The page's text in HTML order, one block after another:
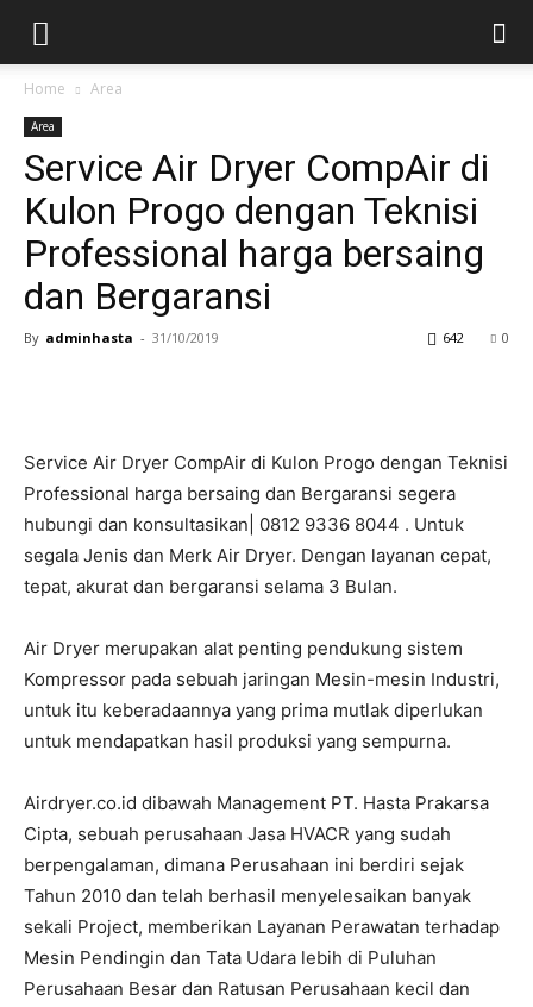
Home Area
Area
Service Air Dryer CompAir di
Kulon Progo dengan Teknisi
Professional harga bersaing
dan Bergaransi
By adminhasta - 31/10/2019 0
642
Service Air Dryer CompAir di Kulon Progo dengan Teknisi
Professional harga bersaing dan Bergaransi segera
hubungi dan konsultasikan| 0812 9336 8044 . Untuk
segala Jenis dan Merk Air Dryer. Dengan layanan cepat,
tepat, akurat dan bergaransi selama 3 Bulan.
Air Dryer merupakan alat penting pendukung sistem
Kompressor pada sebuah jaringan Mesin-mesin Industri,
untuk itu keberadaannya yang prima mutlak diperlukan
untuk mendapatkan hasil produksi yang sempurna.
Airdryer.co.id dibawah Management PT. Hasta Prakarsa
Cipta, sebuah perusahaan Jasa HVACR yang sudah
berpengalaman, dimana Perusahaan ini berdiri sejak
Tahun 2010 dan telah berhasil menyelesaikan banyak
sekali Project, memberikan Layanan Perawatan terhadap
Mesin Pendingin dan Tata Udara lebih di Puluhan
Perusahaan Besar dan Ratusan Perusahaan kecil dan